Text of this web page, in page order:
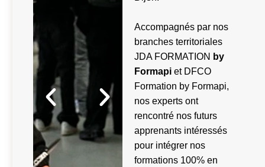
Accompagnés par nos
branches territoriales
JDA FORMATION by
Formapi et DFCO
Formation by Formapi,
nos experts ont
rencontré nos futurs
apprenants intéressés
pour intégrer nos
formations 100% en